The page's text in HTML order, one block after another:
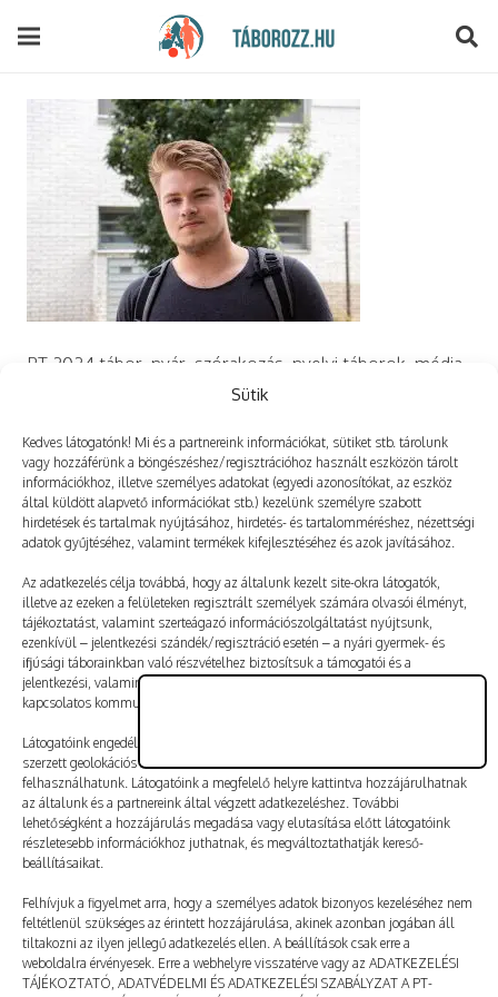
Sütik
Kedves látogatónk! Mi és a partnereink információkat, sütiket stb. tárolunk
vagy hozzáférünk a böngészéshez/regisztrációhoz használt eszközön tárolt
információkhoz, illetve személyes adatokat (egyedi azonosítókat, az eszköz
által küldött alapvető információkat stb.) kezelünk személyre szabott
hirdetések és tartalmak nyújtásához, hirdetés- és tartalomméréshez, nézettségi
adatok gyűjtéséhez, valamint termékek kifejlesztéséhez és azok javításához.
Az adatkezelés célja továbbá, hogy az általunk kezelt site-okra látogatók,
illetve az ezeken a felületeken regisztrált személyek számára olvasói élményt,
tájékoztatást, valamint szerteágazó információszolgáltatást nyújtsunk,
ezenkívül – jelentkezési szándék/regisztráció esetén – a nyári gyermek- és
ifjúsági táborainkban való részvételhez biztosítsuk a támogatói és a
jelentkezési, valamint a számlázási feltételeket és a táborszervezéssel
kapcsolatos kommunikációt.
Látogatóink engedélyével mi és a partnereink eszközleolvasásos módszerrel
szerzett geolokációs adatokat és azonosítási információkat is
felhasználhatunk. Látogatóink a megfelelő helyre kattintva hozzájárulhatnak
az általunk és a partnereink által végzett adatkezeléshez. További
lehetőségként a hozzájárulás megadása vagy elutasítása előtt látogatóink
részletesebb információkhoz juthatnak, és megváltoztathatják kereső-
beállításaikat.
Felhívjuk a figyelmet arra, hogy a személyes adatok bizonyos kezeléséhez nem
feltétlenül szükséges az érintett hozzájárulása, akinek azonban jogában áll
tiltakozni az ilyen jellegű adatkezelés ellen. A beállítások csak erre a
weboldalra érvényesek. Erre a webhelyre visszatérve vagy az ADATKEZELÉSI
TÁJÉKOZTATÓ, ADATVÉDELMI ÉS ADATKEZELÉSI SZABÁLYZAT A PT-
PT 2024 tábor, nyár, szórakozás, nyelvi táborok, média,
film, robotika, angoltábor, fotós tábor, sporttábor,
Vélemény, hozzászólás?
Az e-mail-címet nem tesszük közzé. A kötelező mezőket
*karakterrel jelöltük
A nevem, e-mail-címem, és weboldalcímem mentése
a böngészőben a következő hozzászólásomhoz.